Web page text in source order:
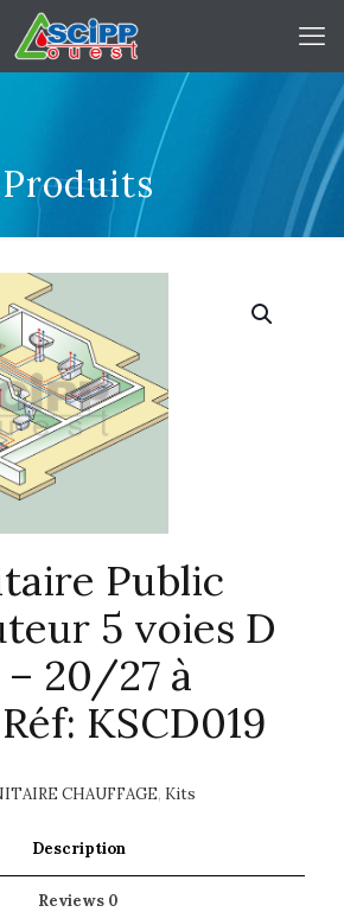
Produits
Public
5 voies D
20/27 à
KSCD019
CHAUFFAGE, Kits
Description
Reviews 0